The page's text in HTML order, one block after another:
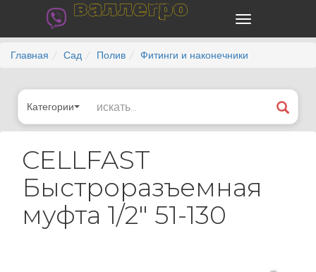
валлегро
Главная Сад Полив Фитинги и наконечники
Категории
CELLFAST
Быстроразъемная
муфта 1/2" 51-130